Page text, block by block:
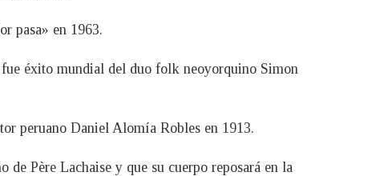
pasa» en 1963.
éxito mundial del duo folk neoyorquino Simon
peruano Daniel Alomía Robles en 1913.
Père Lachaise y que su cuerpo reposará en la